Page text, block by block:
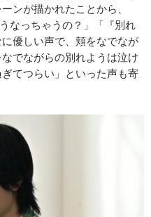
ンが描かれたことから、
なっちゃうの？」「『別れ
優しい声で、頬をなでなが
でながらの別れようは泣け
てつらい」といった声も寄